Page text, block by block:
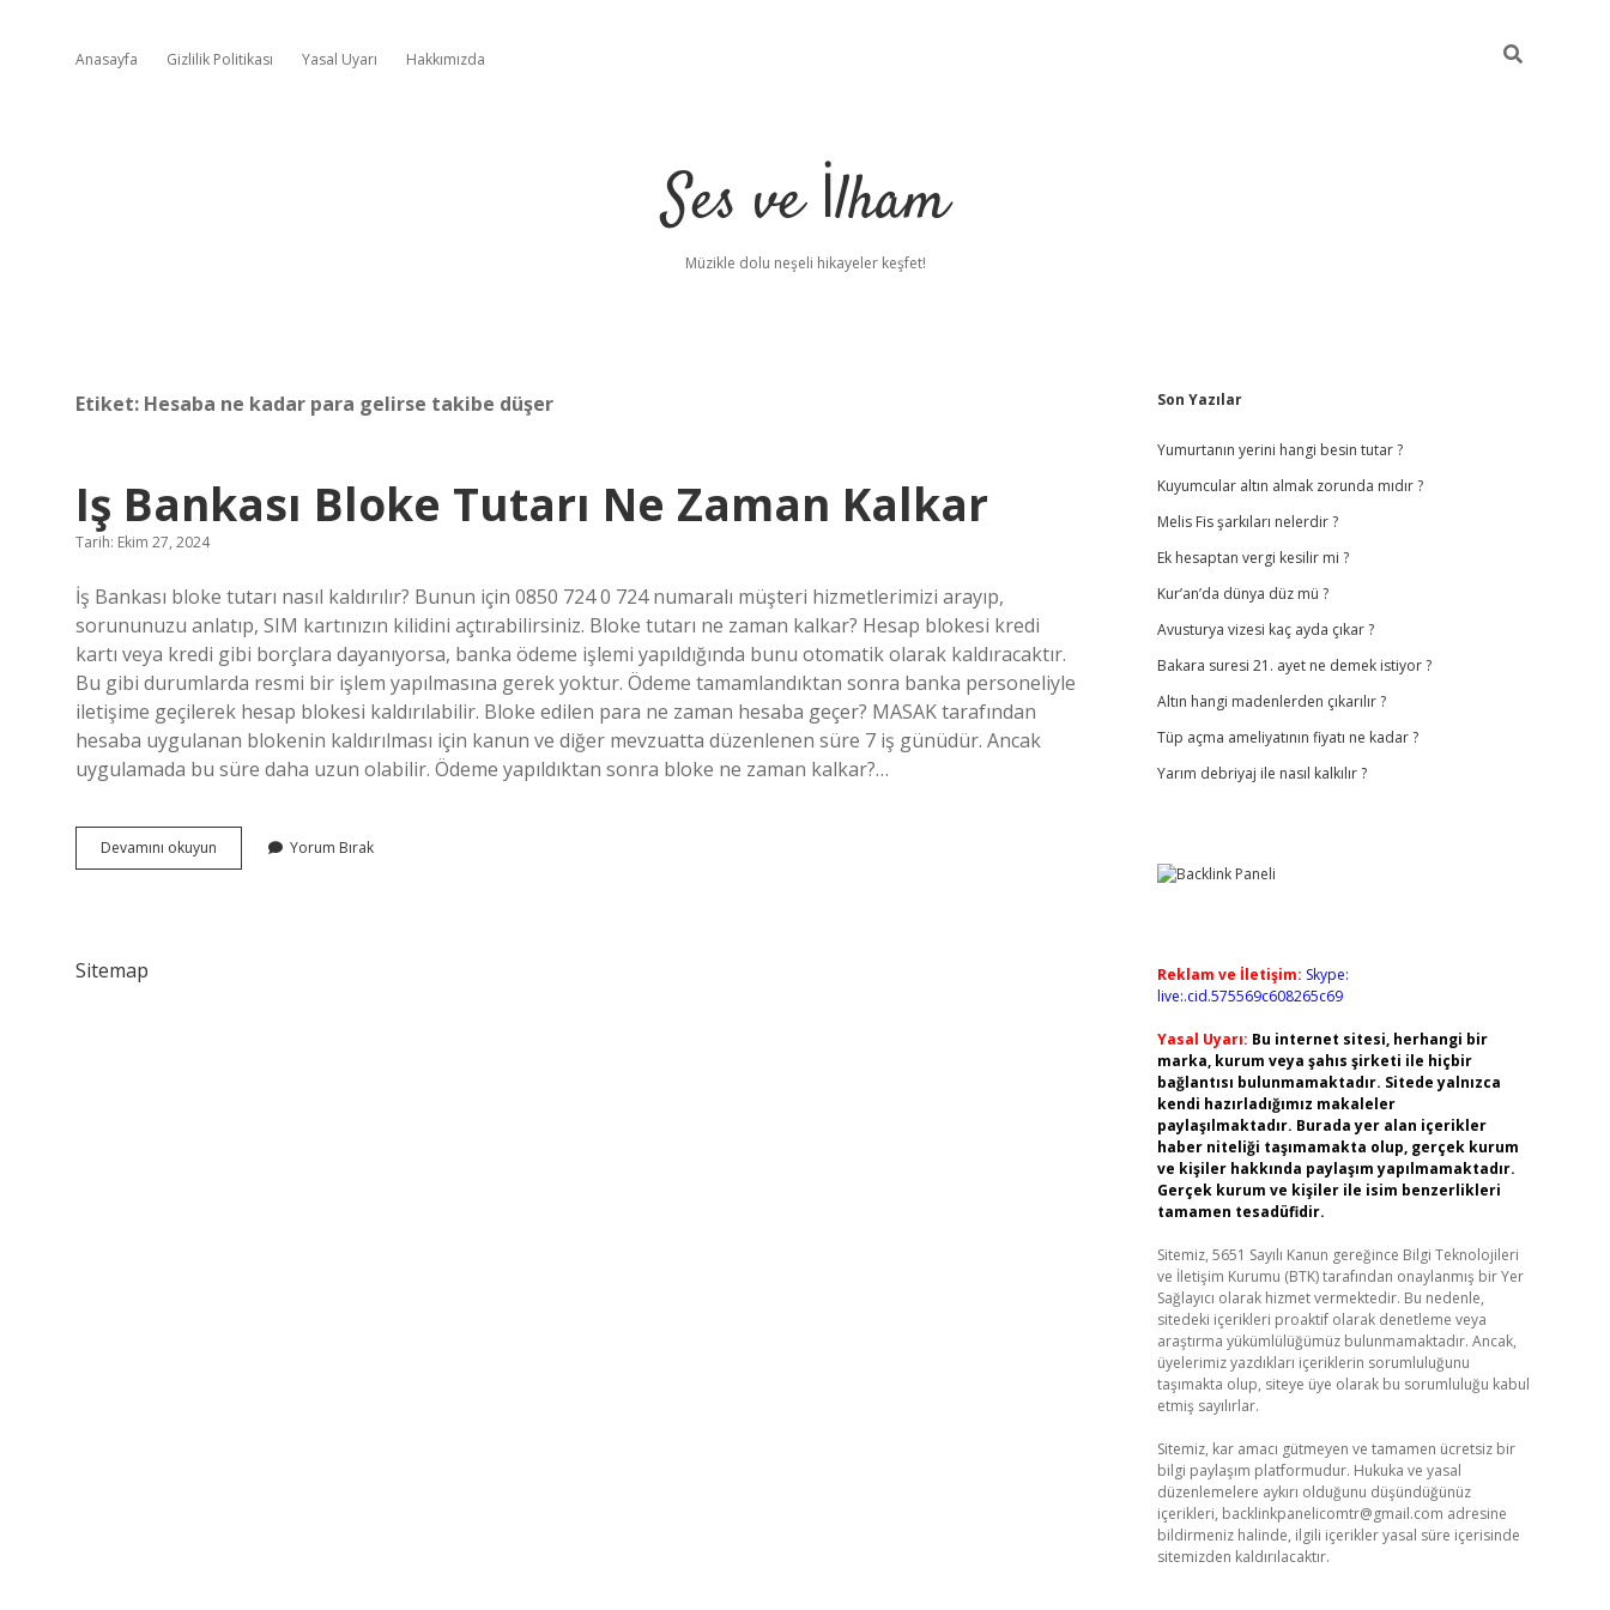
Anasayfa Gizlilik Politikası Yasal Uyarı Hakkımızda
Ses ve İlham
Müzikle dolu neşeli hikayeler keşfet!
Etiket: Hesaba ne kadar para gelirse takibe düşer
Iş Bankası Bloke Tutarı Ne Zaman Kalkar
Tarih: Ekim 27, 2024
İş Bankası bloke tutarı nasıl kaldırılır? Bunun için 0850 724 0 724 numaralı müşteri hizmetlerimizi arayıp,
sorununuzu anlatıp, SIM kartınızın kilidini açtırabilirsiniz. Bloke tutarı ne zaman kalkar? Hesap blokesi kredi
kartı veya kredi gibi borçlara dayanıyorsa, banka ödeme işlemi yapıldığında bunu otomatik olarak kaldıracaktır.
Bu gibi durumlarda resmi bir işlem yapılmasına gerek yoktur. Ödeme tamamlandıktan sonra banka personeliyle
iletişime geçilerek hesap blokesi kaldırılabilir. Bloke edilen para ne zaman hesaba geçer? MASAK tarafından
hesaba uygulanan blokenin kaldırılması için kanun ve diğer mevzuatta düzenlenen süre 7 iş günüdür. Ancak
uygulamada bu süre daha uzun olabilir. Ödeme yapıldıktan sonra bloke ne zaman kalkar?…
Devamını okuyun
Bankası
Yorum Bırak
Sitemap
Sidebar
Son Yazılar
Yumurtanın yerini hangi besin tutar ?
Kuyumcular altın almak zorunda mıdır ?
Melis Fis şarkıları nelerdir ?
Ek hesaptan vergi kesilir mi ?
Kur’an’da dünya düz mü ?
Avusturya vizesi kaç ayda çıkar ?
Bakara suresi 21. ayet ne demek istiyor ?
Altın hangi madenlerden çıkarılır ?
Tüp açma ameliyatının fiyatı ne kadar ?
Yarım debriyaj ile nasıl kalkılır ?
Reklam ve İletişim: Skype:
live:.cid.575569c608265c69
Yasal Uyarı: Bu internet sitesi, herhangi bir
marka, kurum veya şahıs şirketi ile hiçbir
bağlantısı bulunmamaktadır. Sitede yalnızca
kendi hazırladığımız makaleler
paylaşılmaktadır. Burada yer alan içerikler
haber niteliği taşımamakta olup, gerçek kurum
ve kişiler hakkında paylaşım yapılmamaktadır.
Gerçek kurum ve kişiler ile isim benzerlikleri
tamamen tesadüfidir.
Sitemiz, 5651 Sayılı Kanun gereğince Bilgi Teknolojileri
ve İletişim Kurumu (BTK) tarafından onaylanmış bir Yer
Sağlayıcı olarak hizmet vermektedir. Bu nedenle,
sitedeki içerikleri proaktif olarak denetleme veya
araştırma yükümlülüğümüz bulunmamaktadır. Ancak,
üyelerimiz yazdıkları içeriklerin sorumluluğunu
taşımakta olup, siteye üye olarak bu sorumluluğu kabul
etmiş sayılırlar.
Sitemiz, kar amacı gütmeyen ve tamamen ücretsiz bir
bilgi paylaşım platformudur. Hukuka ve yasal
düzenlemelere aykırı olduğunu düşündüğünüz
içerikleri, backlinkpanelicomtr@gmail.com adresine
bildirmeniz halinde, ilgili içerikler yasal süre içerisinde
sitemizden kaldırılacaktır.